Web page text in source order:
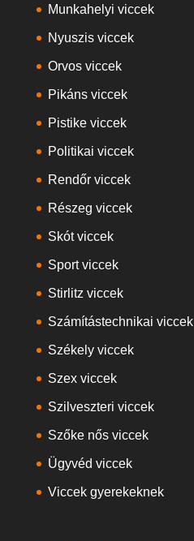
Munkahelyi viccek
Nyuszis viccek
Orvos viccek
Pikáns viccek
Pistike viccek
Politikai viccek
Rendőr viccek
Részeg viccek
Skót viccek
Sport viccek
Stirlitz viccek
Számítástechnikai viccek
Székely viccek
Szex viccek
Szilveszteri viccek
Szőke nős viccek
Ügyvéd viccek
Viccek gyerekeknek